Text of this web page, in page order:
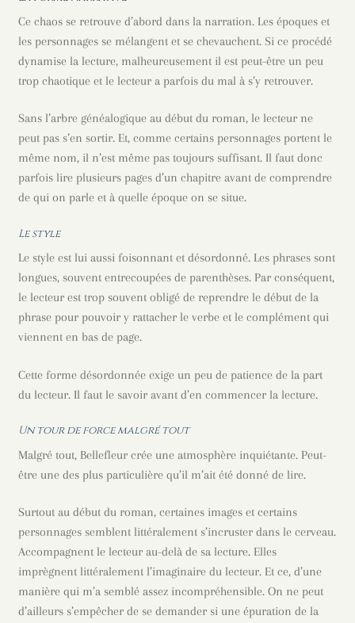
Ce chaos se retrouve d’abord dans la narration. Les époques et
les personnages se mélangent et se chevauchent. Si ce procédé
dynamise la lecture, malheureusement il est peut-être un peu
trop chaotique et le lecteur a parfois du mal à s’y retrouver.
Sans l’arbre généalogique au début du roman, le lecteur ne
peut pas s’en sortir. Et, comme certains personnages portent le
même nom, il n’est même pas toujours suffisant. Il faut donc
parfois lire plusieurs pages d’un chapitre avant de comprendre
de qui on parle et à quelle époque on se situe.
Le style
Le style est lui aussi foisonnant et désordonné. Les phrases sont
longues, souvent entrecoupées de parenthèses. Par conséquent,
le lecteur est trop souvent obligé de reprendre le début de la
phrase pour pouvoir y rattacher le verbe et le complément qui
viennent en bas de page.
Cette forme désordonnée exige un peu de patience de la part
du lecteur. Il faut le savoir avant d’en commencer la lecture.
Un tour de force malgré tout
Malgré tout, Bellefleur crée une atmosphère inquiétante. Peut-
être une des plus particulière qu’il m’ait été donné de lire.
Surtout au début du roman, certaines images et certains
personnages semblent littéralement s’incruster dans le cerveau.
Accompagnent le lecteur au-delà de sa lecture. Elles
imprègnent littéralement l’imaginaire du lecteur. Et ce, d’une
manière qui m’a semblé assez incompréhensible. On ne peut
d’ailleurs s’empêcher de se demander si une épuration de la